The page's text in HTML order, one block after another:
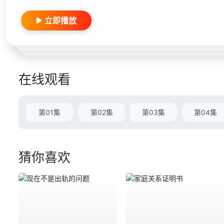
立即播放
在线观看
第01集 第02集 第03集 第04集
猜你喜欢